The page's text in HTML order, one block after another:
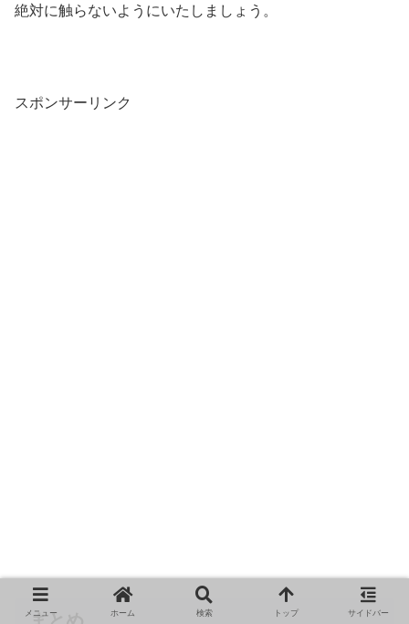
絶対に触らないようにいたしましょう。
スポンサーリンク
メニュー ホーム 検索 トップ サイドバー